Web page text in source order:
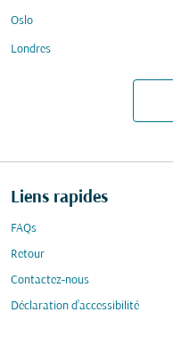
Oslo
Londres
Liens rapides
FAQs
Retour
Contactez-nous
Déclaration d’accessibilité